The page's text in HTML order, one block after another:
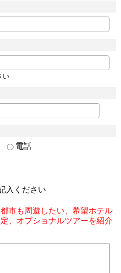
い
電話
入ください
市も周遊したい、希望ホテル
、オプショナルツアーを紹介